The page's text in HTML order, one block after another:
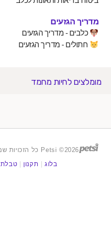
הגזעים
- מדריך הגזעים
- מדריך הגזעים
לחיות מחמד
2026© Petsi כל הזכויות שמורות.
תקנון|טבלת השוואה|